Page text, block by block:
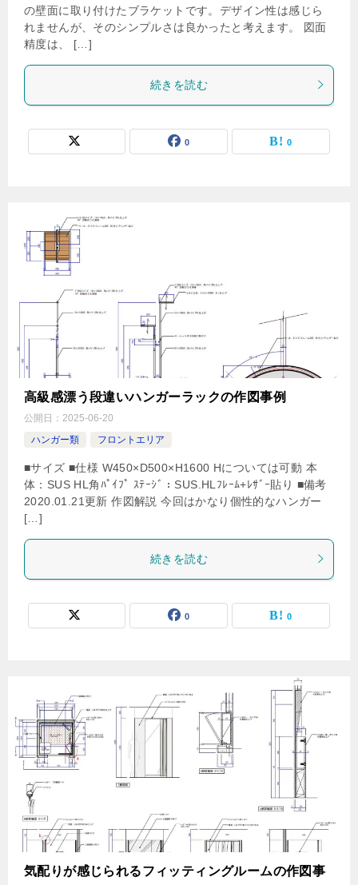
の壁面に取り付けたブラケットです。デザイン性は感じら
れませんが、そのシンプルさは良かったと考えます。 図面
精度は、 […]
続きを読む
0 0
高級感漂う段違いハンガーラックの作図事例
公開日： 2025-06-20
ハンガー類
フロントエリア
■サイズ ■仕様 W450×D500×H1600 Hについては可動 本
体：SUS HL角ﾊﾟｲﾌﾟ ｽﾃｰｼﾞ：SUS.HLﾌﾚｰﾑ+ﾚｻﾞｰ貼り ■備考
2020.01.21更新 作図解説 今回はかなり個性的なハンガー
[…]
続きを読む
0 0
気配りが感じられるフィッティングルームの作図事